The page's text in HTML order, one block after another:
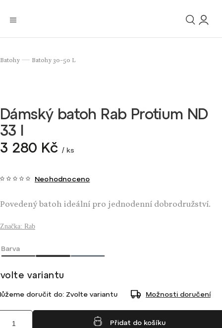
Batohy / Batohy 30–50 L
Dámský batoh Rab Protium ND
33 l
3 280 Kč / ks
Neohodnoceno
Povedený batoh ideální pro jednodenní dobrodružství.
Značka: Rab
Barva
variantu
doručit do: Zvolte variantu Možnosti doručení
Přidat do košíku